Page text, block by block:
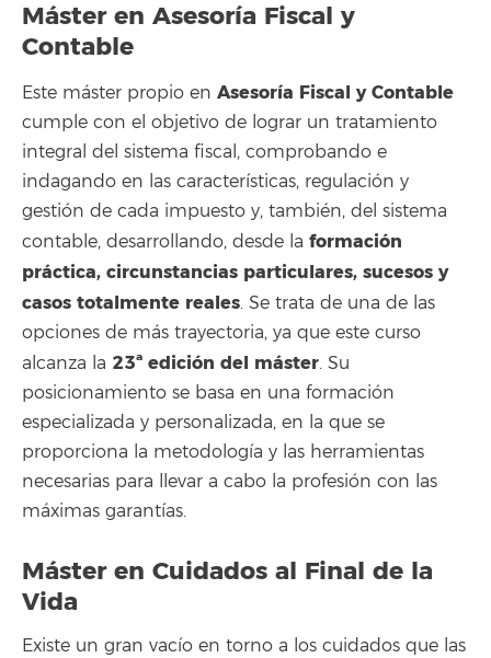
Máster en Asesoría Fiscal y
Contable
Este máster propio en Asesoría Fiscal y Contable
cumple con el objetivo de lograr un tratamiento
integral del sistema fiscal, comprobando e
indagando en las características, regulación y
gestión de cada impuesto y, también, del sistema
contable, desarrollando, desde la formación
práctica, circunstancias particulares, sucesos y
casos totalmente reales. Se trata de una de las
opciones de más trayectoria, ya que este curso
alcanza la 23ª edición del máster. Su
posicionamiento se basa en una formación
especializada y personalizada, en la que se
proporciona la metodología y las herramientas
necesarias para llevar a cabo la profesión con las
máximas garantías.
Máster en Cuidados al Final de la
Vida
Existe un gran vacío en torno a los cuidados que las